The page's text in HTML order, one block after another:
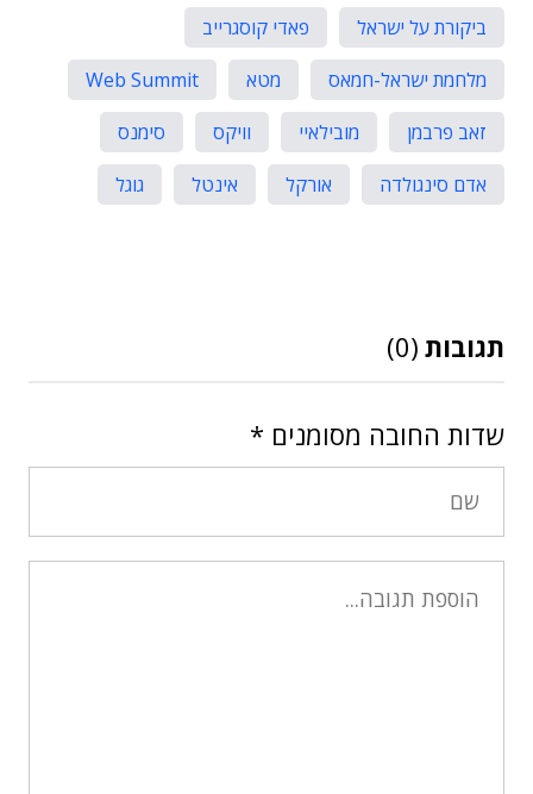
ביקורת על ישראל
פאדי קוסגרייב
מלחמת ישראל-חמאס
מטא
Web Summit
זאב פרבמן
מובילאיי וויקס
סימנס
אדם סינגולדה
אורקל אינטל גוגל
תגובות (0)
שדות החובה מסומנים *